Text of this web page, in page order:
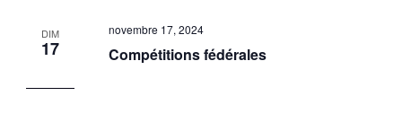
DIM
17 Compétitions fédérales
novembre 17, 2024